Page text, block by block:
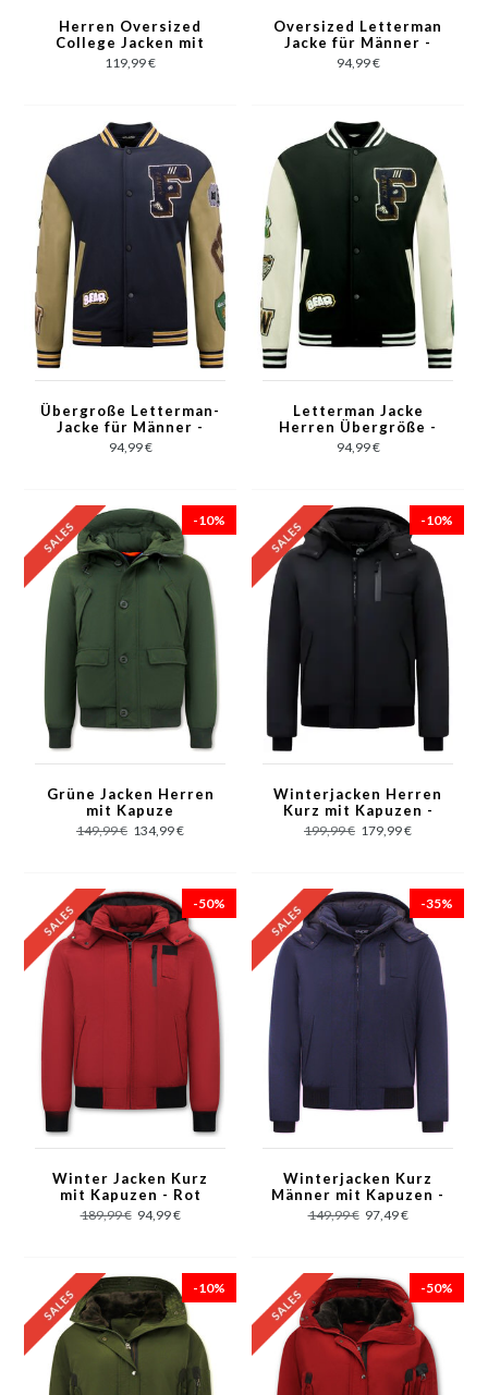
Herren Oversized
College Jacken mit
Kapuze - 8630 -
Schwarz
119,99 €
Oversized Letterman
Jacke für Männer -
8633 - Grün
94,99 €
Übergroße Letterman-
Jacke für Männer -
8633 - Navy
94,99 €
Letterman Jacke
Herren Übergröße -
8633 - Schwarz
94,99 €
-10%
Grüne Jacken Herren
mit Kapuze
149,99 € 134,99 €
-10%
Winterjacken Herren
Kurz mit Kapuzen -
Schwarz
199,99 € 179,99 €
-50%
Winter Jacken Kurz
mit Kapuzen - Rot
189,99 € 94,99 €
-35%
Winterjacken Kurz
Männer mit Kapuzen -
Blau
149,99 € 97,49 €
-10% -50%